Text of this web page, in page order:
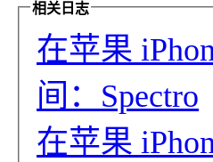
相关日志
在苹果
间：Spectro
在苹果